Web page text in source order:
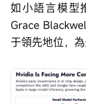
如小語言模型
Grace
于領先地位，